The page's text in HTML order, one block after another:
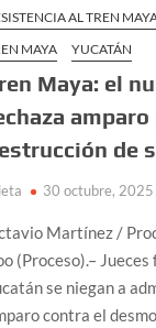
AL TREN
MAYA
YUCATÁN
Maya: el
de
30 octubre, 2025
Martínez /
(Proceso).–
se niegan a
contra el